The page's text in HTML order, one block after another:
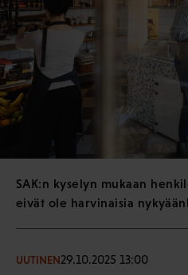
SAK:n kyselyn mukaan
eivät ole harvinaisia
UUTINEN29.10.2025 13:00